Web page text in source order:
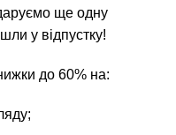
ще одну
у відпустку!
до 60% на: